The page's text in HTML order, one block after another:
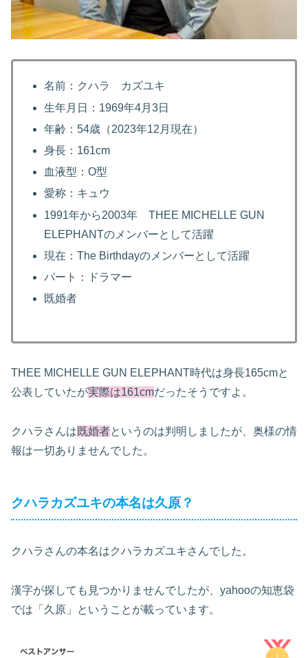
名前：クハラ カズユキ
生年月日：1969年4月3日
年齢：54歳（2023年12月現在）
身長：161cm
血液型：O型
愛称：キュウ
1991年から2003年 THEE MICHELLE GUN
ELEPHANTのメンバーとして活躍
現在：The Birthdayのメンバーとして活躍
パート：ドラマー
既婚者
THEE MICHELLE GUN ELEPHANT時代は身長165cmと
公表していたが実際は161cmだったそうですよ。
クハラさんは既婚者というのは判明しましたが、奥様の情
報は一切ありませんでした。
クハラカズユキの本名は久原？
クハラさんの本名はクハラカズユキさんでした。
漢字が探しても見つかりませんでしたが、yahooの知恵袋
では「久原」ということが載っています。